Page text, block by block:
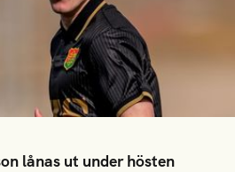
lånas ut under hösten